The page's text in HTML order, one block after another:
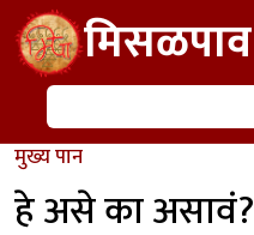
Skip to main contentमिसळपाव
शोध
मुख्य पान
हे असे का असावं?